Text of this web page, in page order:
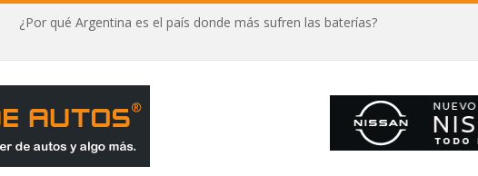
¿Por qué Argentina es el país donde más sufren las baterías?